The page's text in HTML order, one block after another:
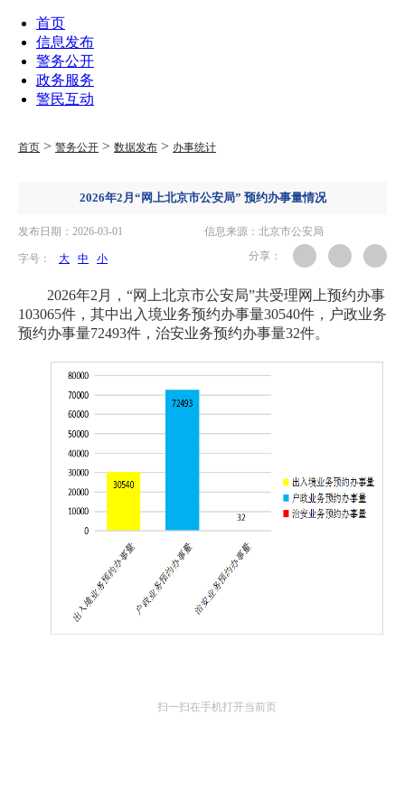
首页
信息发布
警务公开
政务服务
警民互动
首页 > 警务公开 > 数据发布 > 办事统计
2026年2月“网上北京市公安局” 预约办事量情况
发布日期：2026-03-01 信息来源：北京市公安局
字号： 大 中 小 分享：
2026年2月，“网上北京市公安局”共受理网上预约办事
103065件，其中出入境业务预约办事量30540件，户政业务
预约办事量72493件，治安业务预约办事量32件。
扫一扫在手机打开当前页